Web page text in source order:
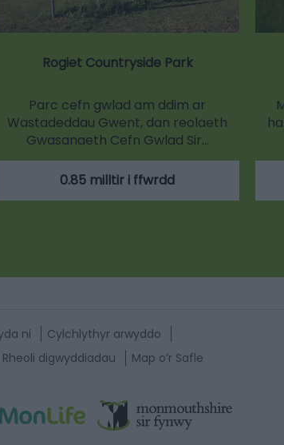
Rogiet Countryside Park
Parc cefn gwlad am ddim ar
Wastadeddau Gwent, dan reolaeth
Gwasanaeth Cefn Gwlad Sir…
0.85 milltir i ffwrdd
ni
Cylchlythyr arwyddo
Rheoli digwyddiadau Map o’r Safle